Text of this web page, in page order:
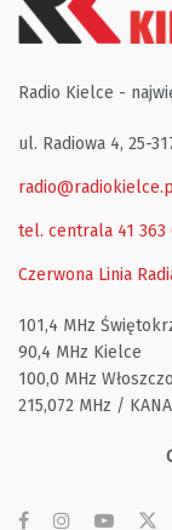
Radio Kielce -
ul. Radiowa 4, 25-
tel. centrala 41 363
Czerwona Linia
101,4 MHz
90,4 MHz Kielce
100,0 MHz
215,072 MHz /